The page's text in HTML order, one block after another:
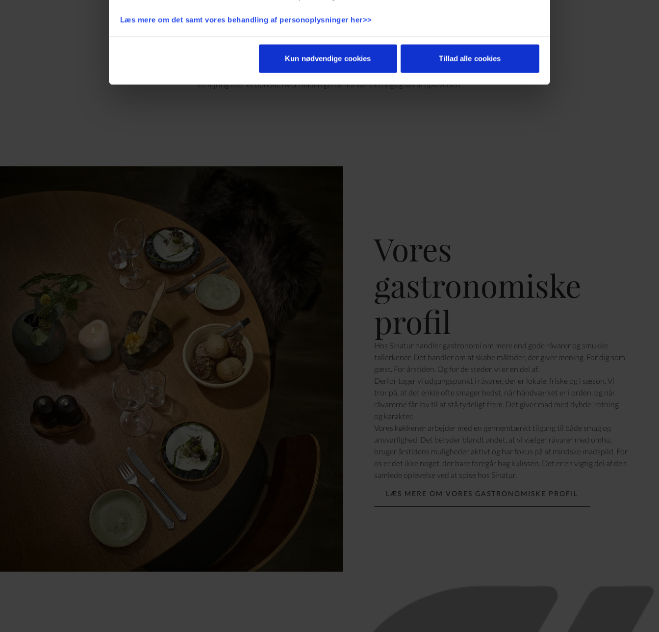
Læs mere om det samt vores behandling af personoplysninger her>>
Kun nødvendige cookies Tillad alle cookies
Hver restaurant har sin egen stemning, sit eget blik for lokalområdet og sin egen måde at invitere naturen og
årstiden indenfor på. Nogle steder er udsigten en del af måltidet. Andre steder er det roen, lyset eller nærheden til
vand og skov, der sætter tonen. Fælles for dem alle er, at du bliver mødt af køkkener, der tager smag alvorligt og
værter, der forstår, at de gode oplevelser ofte ligger i detaljen.
Det gør vores restauranter til oplagte valg, uanset om du kommer for en middag for to, en frokost med familien,
en fejring eller et ophold, hvor maden gerne må være en vigtig del af oplevelsen.
Vores
gastronomiske
profil
Hos Sinatur handler gastronomi om mere end gode råvarer og smukke
tallerkener. Det handler om at skabe måltider, der giver mening. For dig som
gæst. For årstiden. Og for de steder, vi er en del af.
Derfor tager vi udgangspunkt i råvarer, der er lokale, friske og i sæson. Vi
tror på, at det enkle ofte smager bedst, når håndværket er i orden, og når
råvarerne får lov til at stå tydeligt frem. Det giver mad med dybde, retning
og karakter.
Vores køkkener arbejder med en gennemtænkt tilgang til både smag og
ansvarlighed. Det betyder blandt andet, at vi vælger råvarer med omhu,
bruger årstidens muligheder aktivt og har fokus på at mindske madspild. For
os er det ikke noget, der bare foregår bag kulissen. Det er en vigtig del af den
samlede oplevelse ved at spise hos Sinatur.
LÆS MERE OM VORES GASTRONOMISKE PROFIL